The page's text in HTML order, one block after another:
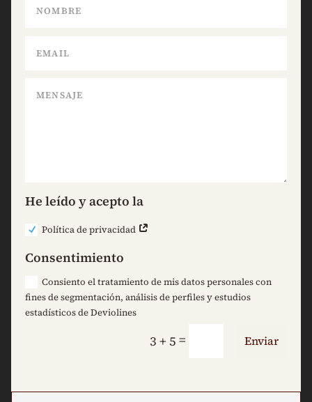
He leído y acepto la
Política de privacidad
Consentimiento
Consiento el tratamiento de mis datos personales con
fines de segmentación, análisis de perfiles y estudios
estadísticos de Deviolines
3 + 5 = Enviar